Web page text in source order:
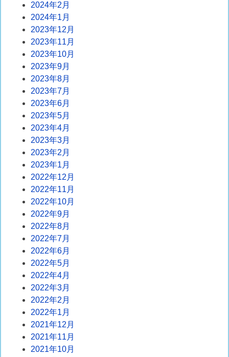
2024年2月
2024年1月
2023年12月
2023年11月
2023年10月
2023年9月
2023年8月
2023年7月
2023年6月
2023年5月
2023年4月
2023年3月
2023年2月
2023年1月
2022年12月
2022年11月
2022年10月
2022年9月
2022年8月
2022年7月
2022年6月
2022年5月
2022年4月
2022年3月
2022年2月
2022年1月
2021年12月
2021年11月
2021年10月